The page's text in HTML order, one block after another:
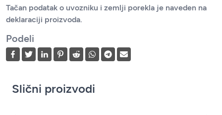
Tačan podatak o uvozniku i zemlji porekla je naveden na
deklaraciji proizvoda.
Podeli
Slični proizvodi